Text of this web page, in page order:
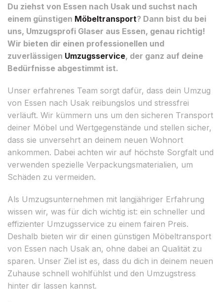
Du ziehst von Essen nach Usak und suchst nach
einem günstigen Möbeltransport? Dann bist du bei
uns, Umzugsprofi Glaser aus Essen, genau richtig!
Wir bieten dir einen professionellen und
zuverlässigen Umzugsservice, der ganz auf deine
Bedürfnisse abgestimmt ist.
Unser erfahrenes Team sorgt dafür, dass dein Umzug
von Essen nach Usak reibungslos und stressfrei
verläuft. Wir kümmern uns um den sicheren Transport
deiner Möbel und Wertgegenstände und stellen sicher,
dass sie unversehrt an deinem neuen Wohnort
ankommen. Dabei achten wir auf höchste Sorgfalt und
verwenden spezielle Verpackungsmaterialien, um
Schäden zu vermeiden.
Als Umzugsunternehmen mit langjähriger Erfahrung
wissen wir, was für dich wichtig ist: ein schneller und
effizienter Umzugsservice zu einem fairen Preis.
Deshalb bieten wir dir einen günstigen Möbeltransport
von Essen nach Usak an, ohne dabei an Qualität zu
sparen. Unser Ziel ist es, dass du dich in deinem neuen
Zuhause schnell wohlfühlst und den Umzugstress
hinter dir lassen kannst.